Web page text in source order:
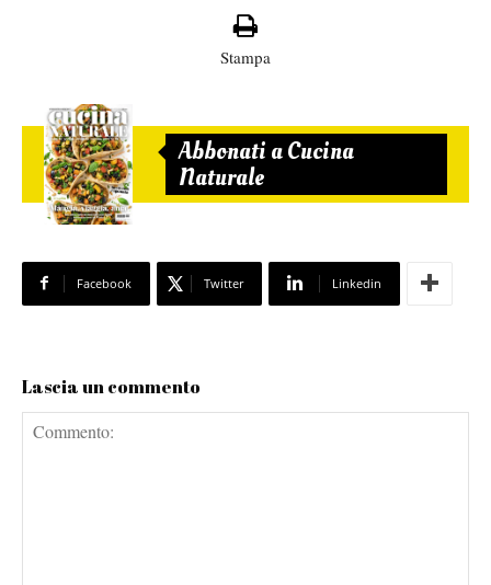
Stampa
Abbonati a Cucina
Naturale
Facebook Twitter Linkedin
Lascia un commento